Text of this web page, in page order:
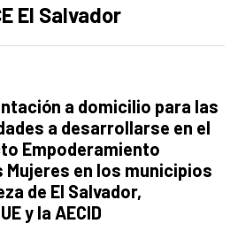
El Salvador
news item
a domicilio para las
a desarrollarse en el
Empoderamiento
Mujeres en los municipios
de El Salvador,
y la AECID